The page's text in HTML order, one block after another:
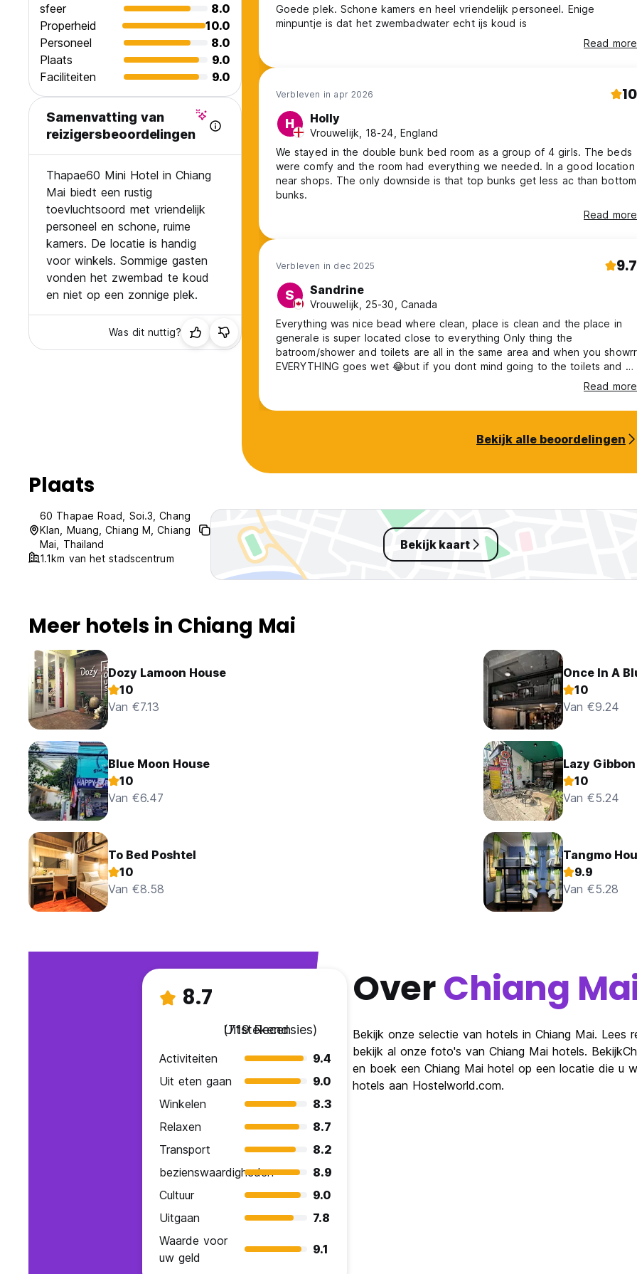
sfeer
8.0
Properheid
10.0
Personeel
8.0
Plaats
9.0
Faciliteiten
9.0
Samenvatting van
reizigersbeoordelingen
Thapae60 Mini Hotel in Chiang
Mai biedt een rustig
toevluchtsoord met vriendelijk
personeel en schone, ruime
kamers. De locatie is handig
voor winkels. Sommige gasten
vonden het zwembad te koud
en niet op een zonnige plek.
Was dit nuttig?
Goede plek. Schone kamers en heel vriendelijk personeel. Enige
minpuntje is dat het zwembadwater echt ijs koud is
Read more
Verbleven in apr 2026 10
H Holly
Vrouwelijk, 18-24, England
We stayed in the double bunk bed room as a group of 4 girls. The beds
were comfy and the room had everything we needed. In a good location
near shops. The only downside is that top bunks get less ac than bottom
bunks.
Read more
Verbleven in dec 2025 9.7
S Sandrine
Vrouwelijk, 25-30, Canada
Everything was nice bead where clean, place is clean and the place in
generale is super located close to everything Only thing the
batroom/shower and toilets are all in the same area and when you showrr
EVERYTHING goes wet 😂but if you dont mind going to the toilets and sit
Read more
Bekijk alle beoordelingen
Plaats
60 Thapae Road, Soi.3, Chang
Klan, Muang, Chiang M, Chiang
Mai, Thailand
1.1km van het stadscentrum
Bekijk kaart
Meer hotels in Chiang Mai
Dozy Lamoon House
10
Van €7.13
Once In A
10
Van €9.24
Blue Moon House
10
Van €6.47
Lazy
10
Van €5.24
To Bed Poshtel
10
Van €8.58
Tangmo
9.9
Van €5.28
8.7
Uitstekend
(719 Recensies)
Activiteiten
9.4
Uit eten gaan
9.0
Winkelen
8.3
Relaxen
8.7
Transport
8.2
bezienswaardigheden
8.9
Cultuur
9.0
Uitgaan
7.8
Waarde voor
uw geld
9.1
OverChiang
Bekijk onze selectie van hotels in Chiang Mai. Lees
bekijk al onze foto's van Chiang Mai hotels.
en boek een Chiang Mai hotel op een locatie die u
hotels aan Hostelworld.com.